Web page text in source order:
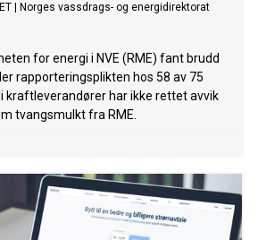
Norges vassdrags- og energidirektorat
for energi i NVE (RME) fant brudd
rapporteringsplikten hos 58 av 75
kraftleverandører har ikke rettet avvik
tvangsmulkt fra RME.